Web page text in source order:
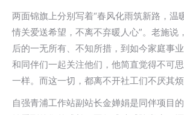
两面锦旗上分别写着“春风化雨筑新路，温
情关爱送希望，不离不弃暖人心”。老施说
后的一无所有、不知所措，到如今家庭事
和同伴们一起关注他们，他简直觉得不可
一样。而这一切，都离不开社工们不厌其烦
自强青浦工作站副站长金婵娟是同伴项目